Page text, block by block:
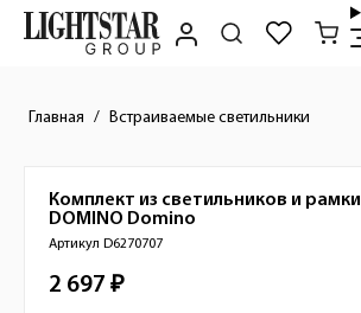
Главная Встраиваемые светильники
Краткое описание товара
Комплект из светильников и рамки
DOMINO Domino
Артикул D6270707
Стоимость товара
2 697 ₽